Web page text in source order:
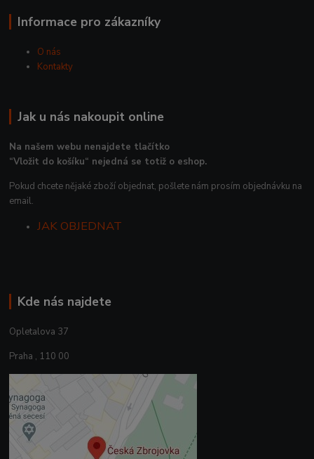
Informace pro zákazníky
O nás
Kontakty
Jak u nás nakoupit online
Na našem webu nenajdete tlačítko
“Vložit do košíku“ nejedná se totiž o eshop.
Pokud chcete nějaké zboží objednat, pošlete nám prosím objednávku na
email.
JAK OBJEDNAT
Kde nás najdete
Opletalova 37
Praha , 110 00